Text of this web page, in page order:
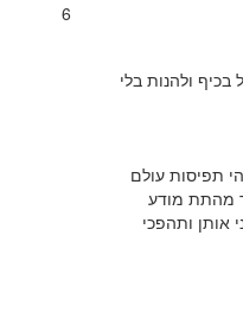
6
ולהנות בלי
תפיסות עולם
מהתת מודע
אותן ותהפכי